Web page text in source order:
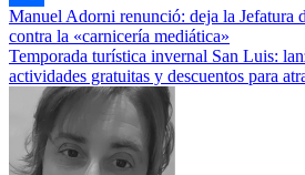
Link
Compartir
Navegación
de
entradas
Manuel Adorni renunció: deja la Jefatura
contra la «carnicería mediática»
Temporada turística invernal San Luis:
actividades gratuitas y descuentos para